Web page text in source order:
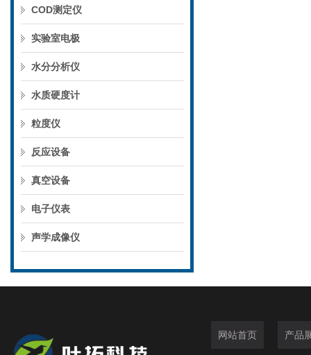
COD测定仪
实验室电极
水分分析仪
水质硬度计
粒度仪
反应设备
真空设备
电子仪表
声学成像仪
网站首页 产品